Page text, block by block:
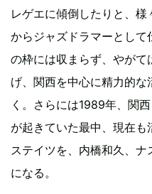
レゲエに傾倒したりと、
からジャズドラマーとし
の枠には収まらず、やがて
げ、関西を中心に精力的
く。さらには1989年、関
が起きていた最中、現在も
ステイツを、内橋和久、
になる。